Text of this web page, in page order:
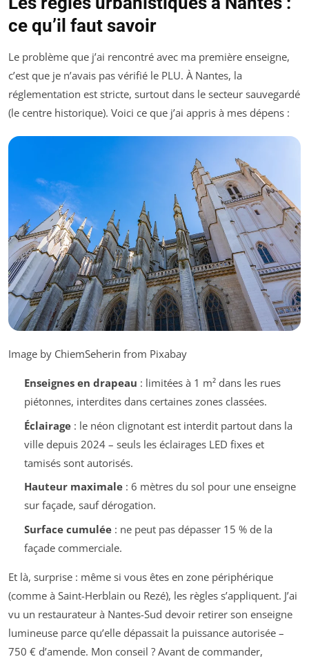
ce qu’il faut savoir
Le problème que j’ai rencontré avec ma première enseigne,
c’est que je n’avais pas vérifié le PLU. À Nantes, la
réglementation est stricte, surtout dans le secteur sauvegardé
(le centre historique). Voici ce que j’ai appris à mes dépens :
Image by ChiemSeherin from Pixabay
Enseignes en drapeau : limitées à 1 m² dans les rues
piétonnes, interdites dans certaines zones classées.
Éclairage: le néon clignotant est interdit partout dans la
ville depuis 2024 – seuls les éclairages LED fixes et
tamisés sont autorisés.
Hauteur maximale: 6 mètres du sol pour une enseigne
sur façade, sauf dérogation.
Surface cumulée: ne peut pas dépasser 15 % de la
façade commerciale.
Et là, surprise : même si vous êtes en zone périphérique
(comme à Saint-Herblain ou Rezé), les règles s’appliquent. J’ai
vu un restaurateur à Nantes-Sud devoir retirer son enseigne
lumineuse parce qu’elle dépassait la puissance autorisée –
750 € d’amende. Mon conseil ? Avant de commander,